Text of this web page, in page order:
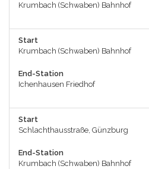
Krumbach (Schwaben) Bahnhof
Start
Krumbach (Schwaben) Bahnhof
End-Station
Ichenhausen Friedhof
Start
Schlachthausstraße, Günzburg
End-Station
Krumbach (Schwaben) Bahnhof